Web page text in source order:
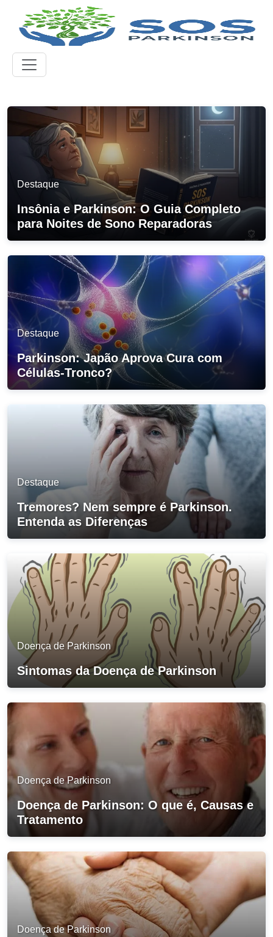
Destaque
Insônia e Parkinson: O Guia Completo
para Noites de Sono Reparadoras
Destaque
Parkinson: Japão Aprova Cura com
Células-Tronco?
Destaque
Tremores? Nem sempre é Parkinson.
Entenda as Diferenças
Doença de Parkinson
Sintomas da Doença de Parkinson
Doença de Parkinson
Doença de Parkinson: O que é, Causas e
Tratamento
Doença de Parkinson